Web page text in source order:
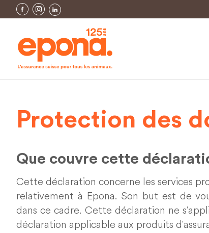
Protection des
Que couvre cette
Cette déclaration concerne les services
relativement à Epona. Son but est de
dans ce cadre. Cette déclaration ne
déclaration applicable aux produits